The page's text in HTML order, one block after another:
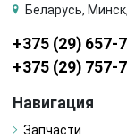
Беларусь,
+375 (29) 657-
+375 (29) 757-
Навигация
Запчасти